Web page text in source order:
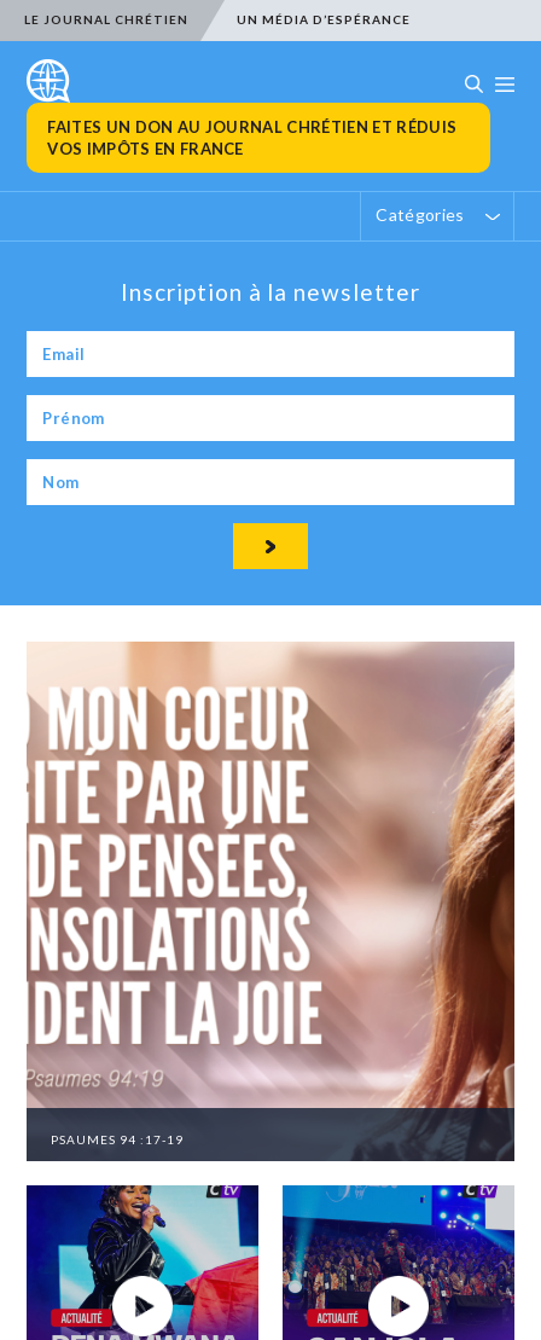
LE JOURNAL CHRÉTIEN UN MÉDIA D’ESPÉRANCE
FAITES UN DON AU JOURNAL CHRÉTIEN ET RÉDUIS
VOS IMPÔTS EN FRANCE
Catégories
Inscription à la newsletter
PSAUMES 94 :17-19